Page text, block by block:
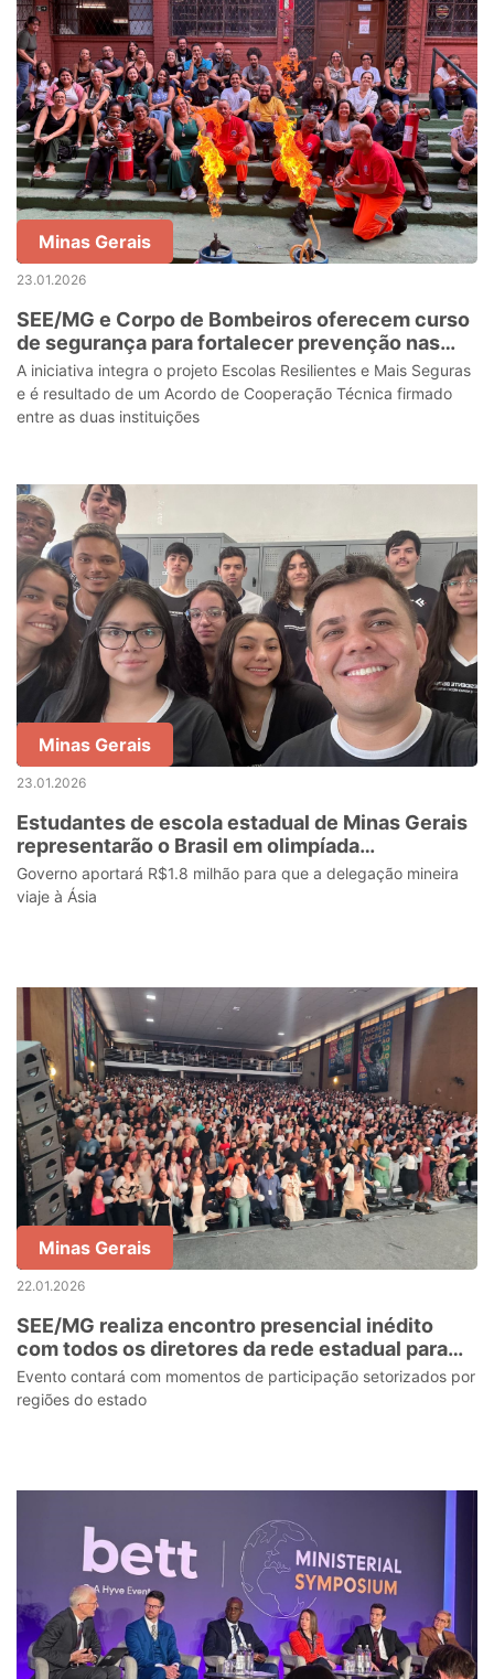
Minas Gerais
23.01.2026
SEE/MG e Corpo de Bombeiros oferecem curso
de segurança para fortalecer prevenção nas
escolas
A iniciativa integra o projeto Escolas Resilientes e Mais Seguras
e é resultado de um Acordo de Cooperação Técnica firmado
entre as duas instituições
Minas Gerais
23.01.2026
Estudantes de escola estadual de Minas Gerais
representarão o Brasil em olimpíada
internacional de Matemática na Tailândia
Governo aportará R$1.8 milhão para que a delegação mineira
viaje à Ásia
Minas Gerais
22.01.2026
SEE/MG realiza encontro presencial inédito
com todos os diretores da rede estadual para
planejar ano letivo de 2026
Evento contará com momentos de participação setorizados por
regiões do estado